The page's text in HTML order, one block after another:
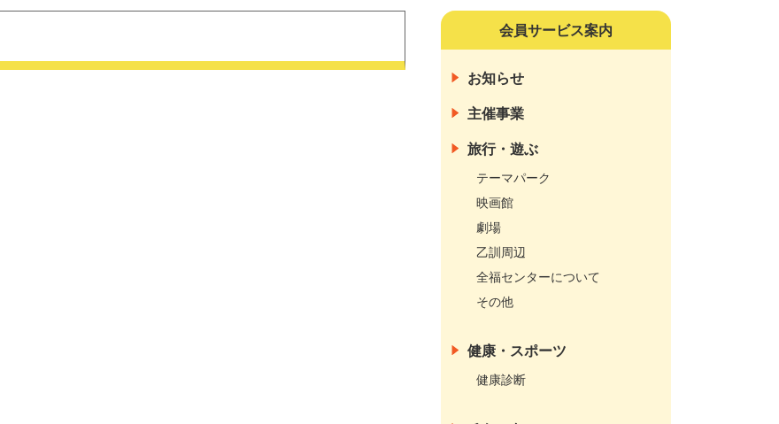
会員サービス案内
お知らせ
主催事業
旅行・遊ぶ
テーマパーク
映画館
劇場
乙訓周辺
全福センターについて
その他
健康・スポーツ
健康診断